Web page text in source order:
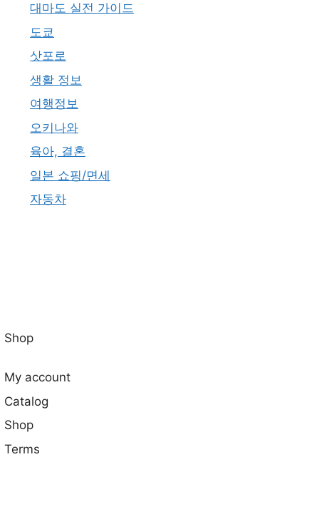
대마도 실전 가이드
도쿄
삿포로
생활 정보
여행정보
오키나와
육아, 결혼
일본 쇼핑/면세
자동차
Shop
My account
Catalog
Shop
Terms